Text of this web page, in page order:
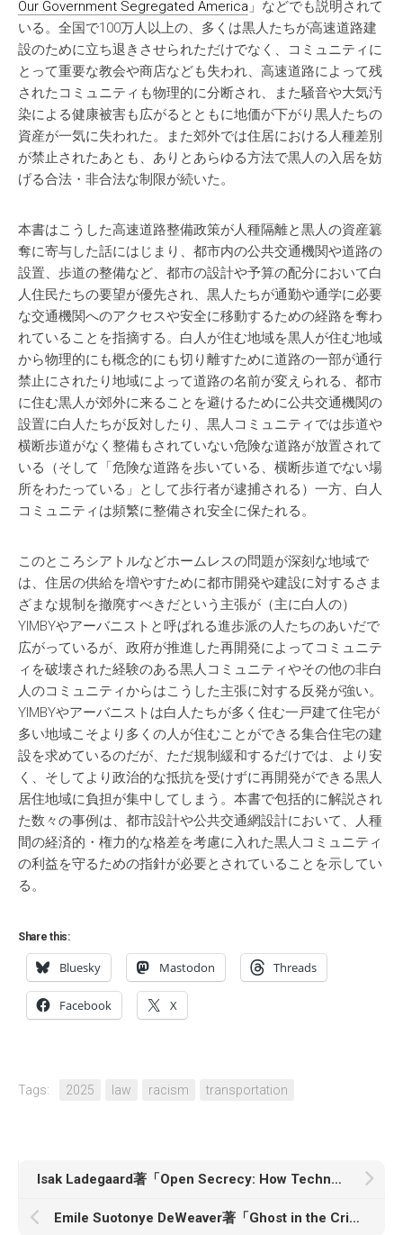
Our Government Segregated America 」などでも説明されて
いる。全国で100万人以上の、多くは黒人たちが高速道路建
設のために立ち退きさせられただけでなく、コミュニティに
とって重要な教会や商店なども失われ、高速道路によって残
されたコミュニティも物理的に分断され、また騒音や大気汚
染による健康被害も広がるとともに地価が下がり黒人たちの
資産が一気に失われた。また郊外では住居における人種差別
が禁止されたあとも、ありとあらゆる方法で黒人の入居を妨
げる合法・非合法な制限が続いた。
本書はこうした高速道路整備政策が人種隔離と黒人の資産簒
奪に寄与した話にはじまり、都市内の公共交通機関や道路の
設置、歩道の整備など、都市の設計や予算の配分において白
人住民たちの要望が優先され、黒人たちが通勤や通学に必要
な交通機関へのアクセスや安全に移動するための経路を奪わ
れていることを指摘する。白人が住む地域を黒人が住む地域
から物理的にも概念的にも切り離すために道路の一部が通行
禁止にされたり地域によって道路の名前が変えられる、都市
に住む黒人が郊外に来ることを避けるために公共交通機関の
設置に白人たちが反対したり、黒人コミュニティでは歩道や
横断歩道がなく整備もされていない危険な道路が放置されて
いる（そして「危険な道路を歩いている、横断歩道でない場
所をわたっている」として歩行者が逮捕される）一方、白人
コミュニティは頻繁に整備され安全に保たれる。
このところシアトルなどホームレスの問題が深刻な地域で
は、住居の供給を増やすために都市開発や建設に対するさま
ざまな規制を撤廃すべきだという主張が（主に白人の）
YIMBYやアーバニストと呼ばれる進歩派の人たちのあいだで
広がっているが、政府が推進した再開発によってコミュニテ
ィを破壊された経験のある黒人コミュニティやその他の非白
人のコミュニティからはこうした主張に対する反発が強い。
YIMBYやアーバニストは白人たちが多く住む一戸建て住宅が
多い地域こそより多くの人が住むことができる集合住宅の建
設を求めているのだが、ただ規制緩和するだけでは、より安
く、そしてより政治的な抵抗を受けずに再開発ができる黒人
居住地域に負担が集中してしまう。本書で包括的に解説され
た数々の事例は、都市設計や公共交通網設計において、人種
間の経済的・権力的な格差を考慮に入れた黒人コミュニティ
の利益を守るための指針が必要とされていることを示してい
る。
Share this:
Bluesky Mastodon Threads
Facebook X
Tags: 2025 law racism transportation
Isak Ladegaard著「Open Secrecy: How Technology Empowers the Digital Underworld」
Emile Suotonye DeWeaver著「Ghost in the Criminal Justice Machine: Reform, White Supremacy, and an Abolitionist Future」